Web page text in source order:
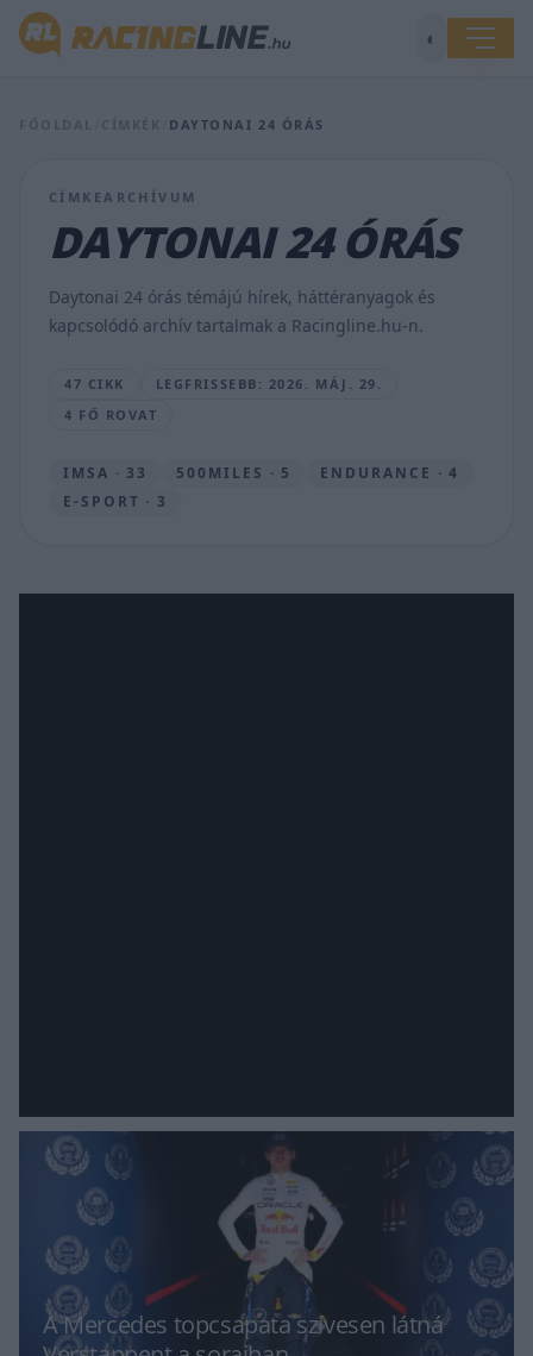
◐
FŐOLDAL CÍMKÉK DAYTONAI 24 ÓRÁS
CÍMKEARCHÍVUM
DAYTONAI 24 ÓRÁS
Daytonai 24 órás témájú hírek, háttéranyagok és
kapcsolódó archív tartalmak a Racingline.hu-n.
47 CIKK
LEGFRISSEBB: 2026. MÁJ. 29.
4 FŐ ROVAT
IMSA · 33 500MILES · 5
ENDURANCE · 4
E-SPORT · 3
Verstappen
a
legenda
SEBŐK
29.
A Mercedes topcsapata szívesen látná